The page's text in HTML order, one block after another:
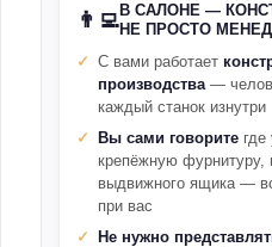
👨‍💻В САЛОНЕ —
НЕ ПРОСТО
С вами работает
производства—
каждый станок изнутри
Вы сами говорите где
крепёжную фурнитуру,
выдвижного ящика —
при вас
Не нужно